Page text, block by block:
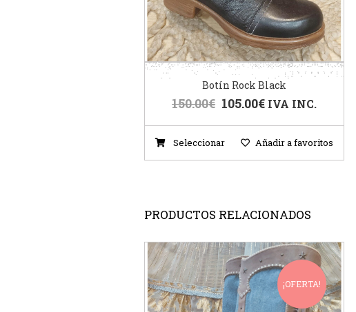
Botín Rock Black
150.00€ 105.00€ IVA INC.
Seleccionar Añadir a favoritos
PRODUCTOS RELACIONADOS
¡OFERTA!